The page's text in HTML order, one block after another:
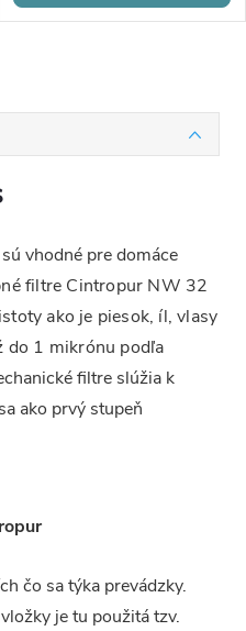
vhodné pre domáce
filtre Cintropur NW 32
ako je piesok, íl, vlasy
do 1 mikrónu podľa
filtre slúžia k
ako prvý stupeň
čo sa týka prevádzky.
je tu použitá tzv.